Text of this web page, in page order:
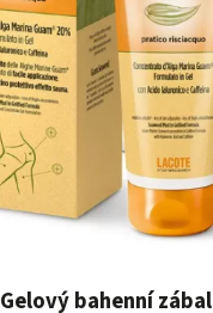
Gelový bahenní zábal